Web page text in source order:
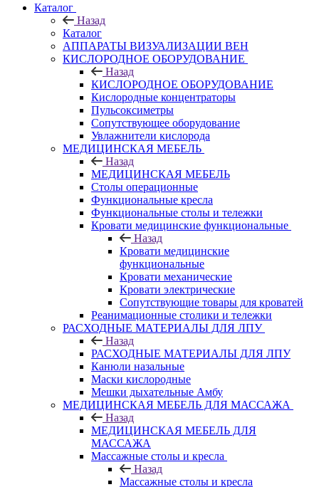
Каталог
Назад
Каталог
АППАРАТЫ ВИЗУАЛИЗАЦИИ ВЕН
КИСЛОРОДНОЕ ОБОРУДОВАНИЕ
Назад
КИСЛОРОДНОЕ ОБОРУДОВАНИЕ
Кислородные концентраторы
Пульсоксиметры
Сопутствующее оборудование
Увлажнители кислорода
МЕДИЦИНСКАЯ МЕБЕЛЬ
Назад
МЕДИЦИНСКАЯ МЕБЕЛЬ
Столы операционные
Функциональные кресла
Функциональные столы и тележки
Кровати медицинские функциональные
Назад
Кровати медицинские
функциональные
Кровати механические
Кровати электрические
Сопутствующие товары для кроватей
Реанимационные столики и тележки
РАСХОДНЫЕ МАТЕРИАЛЫ ДЛЯ ЛПУ
Назад
РАСХОДНЫЕ МАТЕРИАЛЫ ДЛЯ ЛПУ
Канюли назальные
Маски кислородные
Мешки дыхательные Амбу
МЕДИЦИНСКАЯ МЕБЕЛЬ ДЛЯ МАССАЖА
Назад
МЕДИЦИНСКАЯ МЕБЕЛЬ ДЛЯ
МАССАЖА
Массажные столы и кресла
Назад
Массажные столы и кресла